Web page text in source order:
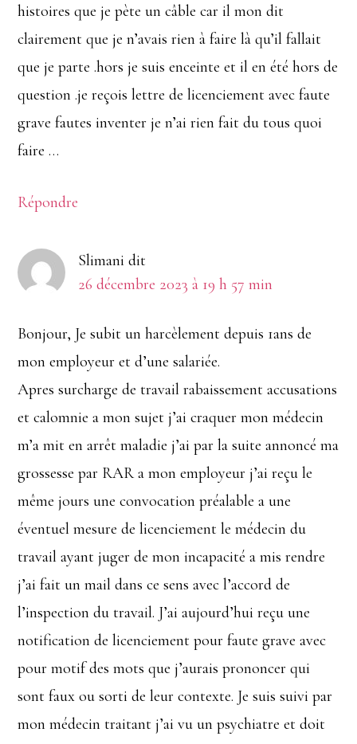
histoires que je pète un câble car il mon dit
clairement que je n’avais rien à faire là qu’il fallait
que je parte .hors je suis enceinte et il en été hors de
question .je reçois lettre de licenciement avec faute
grave fautes inventer je n’ai rien fait du tous quoi
faire …
Répondre
Slimani dit
26 décembre 2023 à 19 h 57 min
Bonjour, Je subit un harcèlement depuis 1ans de
mon employeur et d’une salariée.
Apres surcharge de travail rabaissement accusations
et calomnie a mon sujet j’ai craquer mon médecin
m’a mit en arrêt maladie j’ai par la suite annoncé ma
grossesse par RAR a mon employeur j’ai reçu le
même jours une convocation préalable a une
éventuel mesure de licenciement le médecin du
travail ayant juger de mon incapacité a mis rendre
j’ai fait un mail dans ce sens avec l’accord de
l’inspection du travail. J’ai aujourd’hui reçu une
notification de licenciement pour faute grave avec
pour motif des mots que j’aurais prononcer qui
sont faux ou sorti de leur contexte. Je suis suivi par
mon médecin traitant j’ai vu un psychiatre et doit